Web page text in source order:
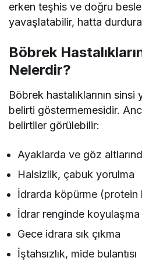
erken teşhis ve doğru
yavaşlatabilir, hatta
Böbrek
Nelerdir?
Böbrek hastalıklarının
belirti göstermemesidir.
belirtiler görülebilir:
Ayaklarda ve göz
Halsizlik, çabuk yorulma
İdrarda köpürme (protein
İdrar renginde koyulaşma
Gece idrara sık çıkma
İştahsızlık, mide bulantısı